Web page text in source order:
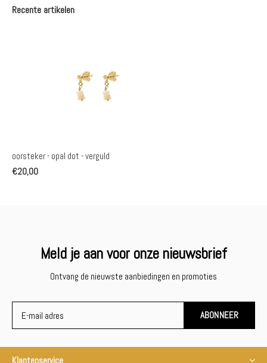
Recente artikelen
oorsteker - opal dot - verguld
€20,00
Meld je aan voor onze nieuwsbrief
Ontvang de nieuwste aanbiedingen en promoties
ABONNEER
Klantenservice